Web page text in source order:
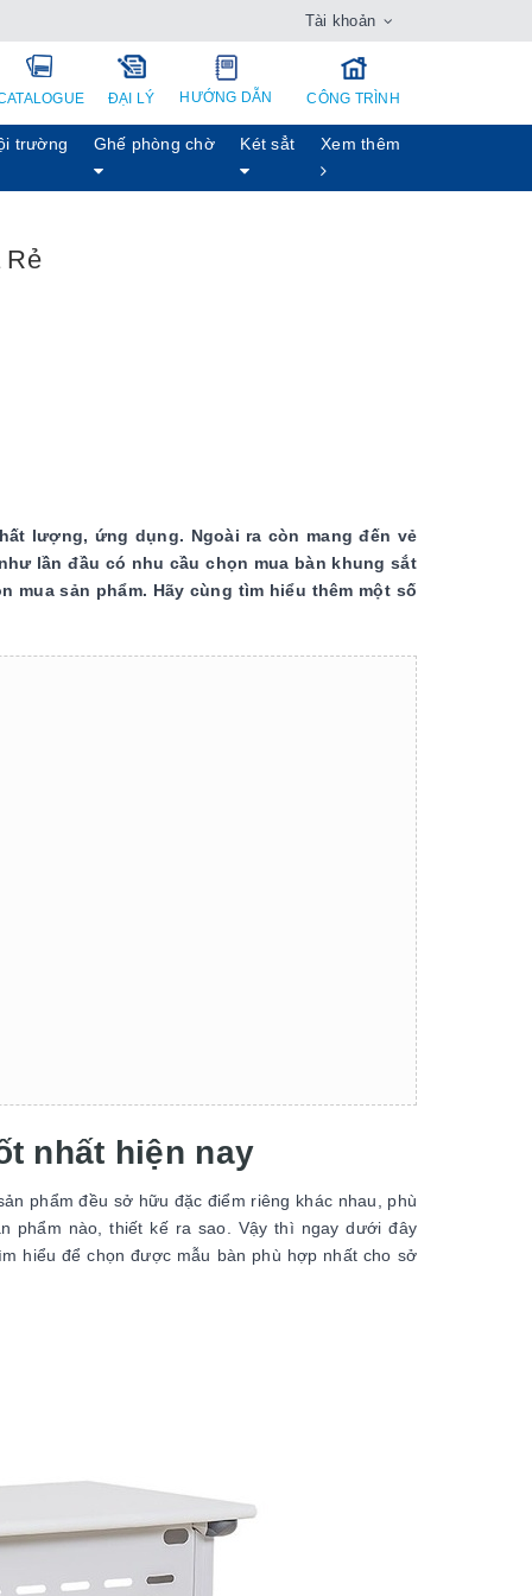
Tài khoản
ĐẠI LÝ HƯỚNG DẪN CÔNG TRÌNH
trường Ghế phòng chờ Két sẳt Xem thêm
Rẻ
lượng, ứng dụng. Ngoài ra còn mang đến vẻ
lần đầu có nhu cầu chọn mua bàn khung sắt
mua sản phẩm. Hãy cùng tìm hiểu thêm một số
nhất hiện nay
phẩm đều sở hữu đặc điểm riêng khác nhau, phù
phẩm nào, thiết kế ra sao. Vậy thì ngay dưới đây
hiểu để chọn được mẫu bàn phù hợp nhất cho sở